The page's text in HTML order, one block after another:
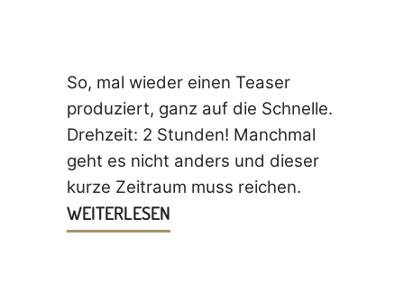
So, mal wieder einen Teaser
produziert, ganz auf die Schnelle.
Drehzeit: 2 Stunden! Manchmal
geht es nicht anders und dieser
kurze Zeitraum muss reichen.
WEITERLESEN